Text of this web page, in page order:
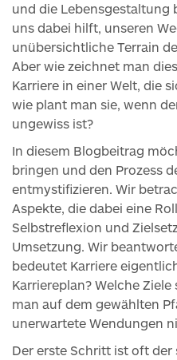
und die Lebensgestaltung
uns dabei hilft, unseren
unübersichtliche Terrain
Aber wie zeichnet man
Karriere in einer Welt, die
wie plant man sie, wenn
ungewiss ist?
In diesem Blogbeitrag
bringen und den Prozess
entmystifizieren. Wir
Aspekte, die dabei eine
Selbstreflexion und
Umsetzung. Wir
bedeutet Karriere
Karriereplan? Welche
man auf dem gewählten
unerwartete Wendungen
Der erste Schritt ist oft